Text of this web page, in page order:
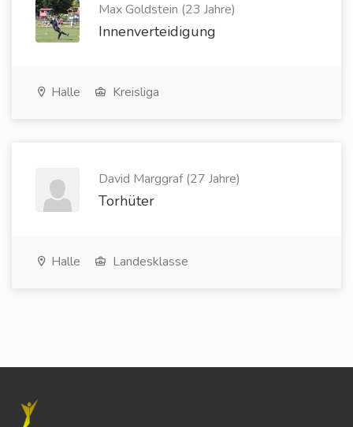
Max Goldstein (23 Jahre)
Innenverteidigung
Halle Kreisliga
David Marggraf (27 Jahre)
Torhüter
Halle Landesklasse